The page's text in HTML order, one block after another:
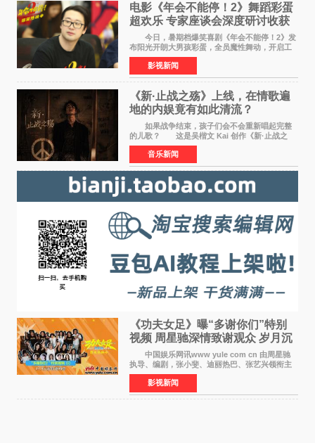
电影《年会不能停！2》舞蹈彩蛋
超欢乐 专家座谈会深度研讨收获
满满
今日，暑期档爆笑喜剧《年会不能停！2》发
布阳光开朗大男孩彩蛋，全员魔性舞动，开启工
位狂欢模式。影片于昨日同步举办专家座谈会，
导演董润年、总制片人应萝佳出席现场，与一众
业内、学界专家
影视新闻
《新·止战之殇》上线，在情歌遍
地的内娱竟有如此清流？
如果战争结束，孩子们会不会重新唱起完整
的儿歌？ 这是吴楷文 Kai 创作《新·止战之
殇》时最初的想法。 从伊朗相关冲突引发的
地区局势，到世界各地仍在发生的动荡与不安，
战争从来不只
音乐新闻
《功夫女足》曝“多谢你们”特别
视频 周星驰深情致谢观众 岁月沉
淀不灭初心
中国娱乐网讯www yule com cn 由周星驰
执导、编剧，张小斐、迪丽热巴、张艺兴领衔主
演，刘嘉玲、佐藤健特别出演，艾米、雪野、蔡
思贝、胡予安、倪好特别介绍的喜剧电影《功夫
女足》释出多谢你
影视新闻